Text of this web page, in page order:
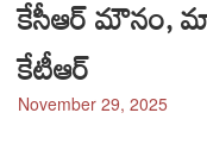
కేసీఆర్‌ మౌనం,
కేటీఆర్‌
November 29, 2025